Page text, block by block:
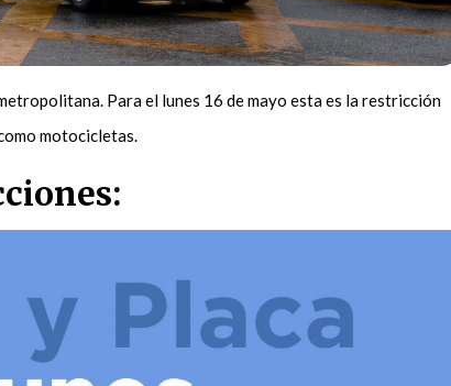
Para el lunes 16 de mayo esta es la restricción
motocicletas.